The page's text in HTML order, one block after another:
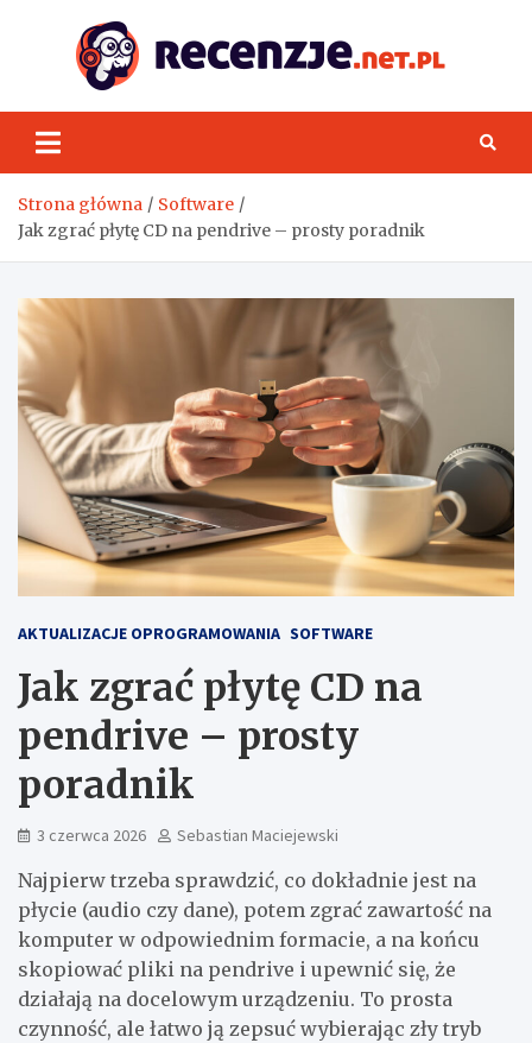
Strona główna
Software
Jak zgrać płytę CD na pendrive – prosty poradnik
AKTUALIZACJE OPROGRAMOWANIA SOFTWARE
Jak zgrać płytę CD na
pendrive – prosty
poradnik
3 czerwca 2026 Sebastian Maciejewski
Najpierw trzeba sprawdzić, co dokładnie jest na
płycie (audio czy dane), potem zgrać zawartość na
komputer w odpowiednim formacie, a na końcu
skopiować pliki na pendrive i upewnić się, że
działają na docelowym urządzeniu. To prosta
czynność, ale łatwo ją zepsuć wybierając zły tryb